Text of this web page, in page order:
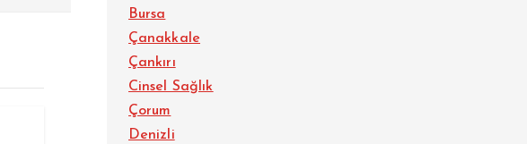
Bursa
Çanakkale
Çankırı
Cinsel Sağlık
Çorum
Denizli